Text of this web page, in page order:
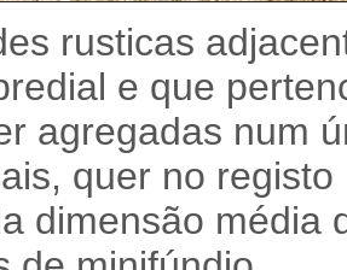
rusticas
e que
agregadas num
quer no
dimensão média